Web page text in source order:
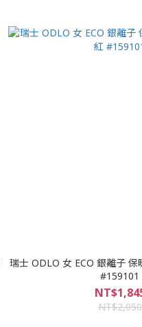
瑞士 ODLO 女 ECO 銀離子 保
#159101
NT$2,050